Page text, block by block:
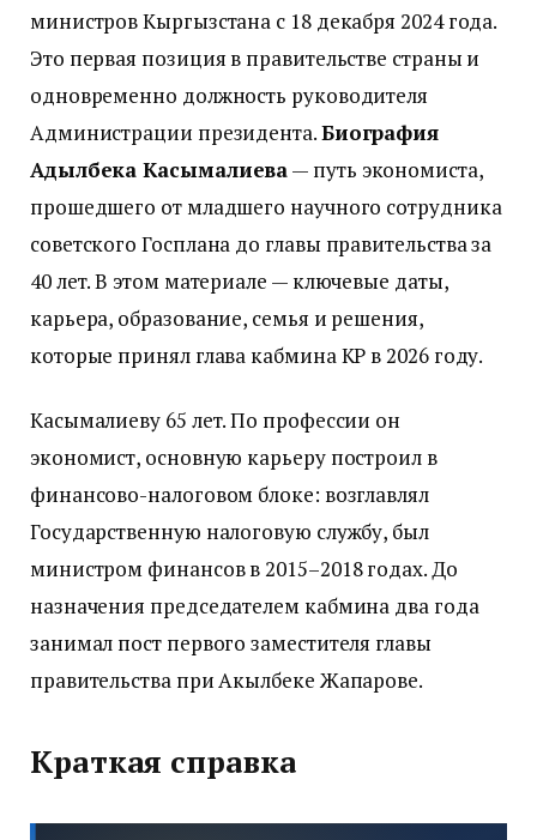
министров Кыргызстана с 18 декабря 2024 года.
Это первая позиция в правительстве страны и
одновременно должность руководителя
Администрации президента.Биография
Адылбека Касымалиева— путь экономиста,
прошедшего от младшего научного сотрудника
советского Госплана до главы правительства за
40 лет. В этом материале — ключевые даты,
карьера, образование, семья и решения,
которые принял глава кабмина КР в 2026 году.
Касымалиеву 65 лет. По профессии он
экономист, основную карьеру построил в
финансово-налоговом блоке: возглавлял
Государственную налоговую службу, был
министром финансов в 2015–2018 годах. До
назначения председателем кабмина два года
занимал пост первого заместителя главы
правительства при Акылбеке Жапарове.
Краткая справка